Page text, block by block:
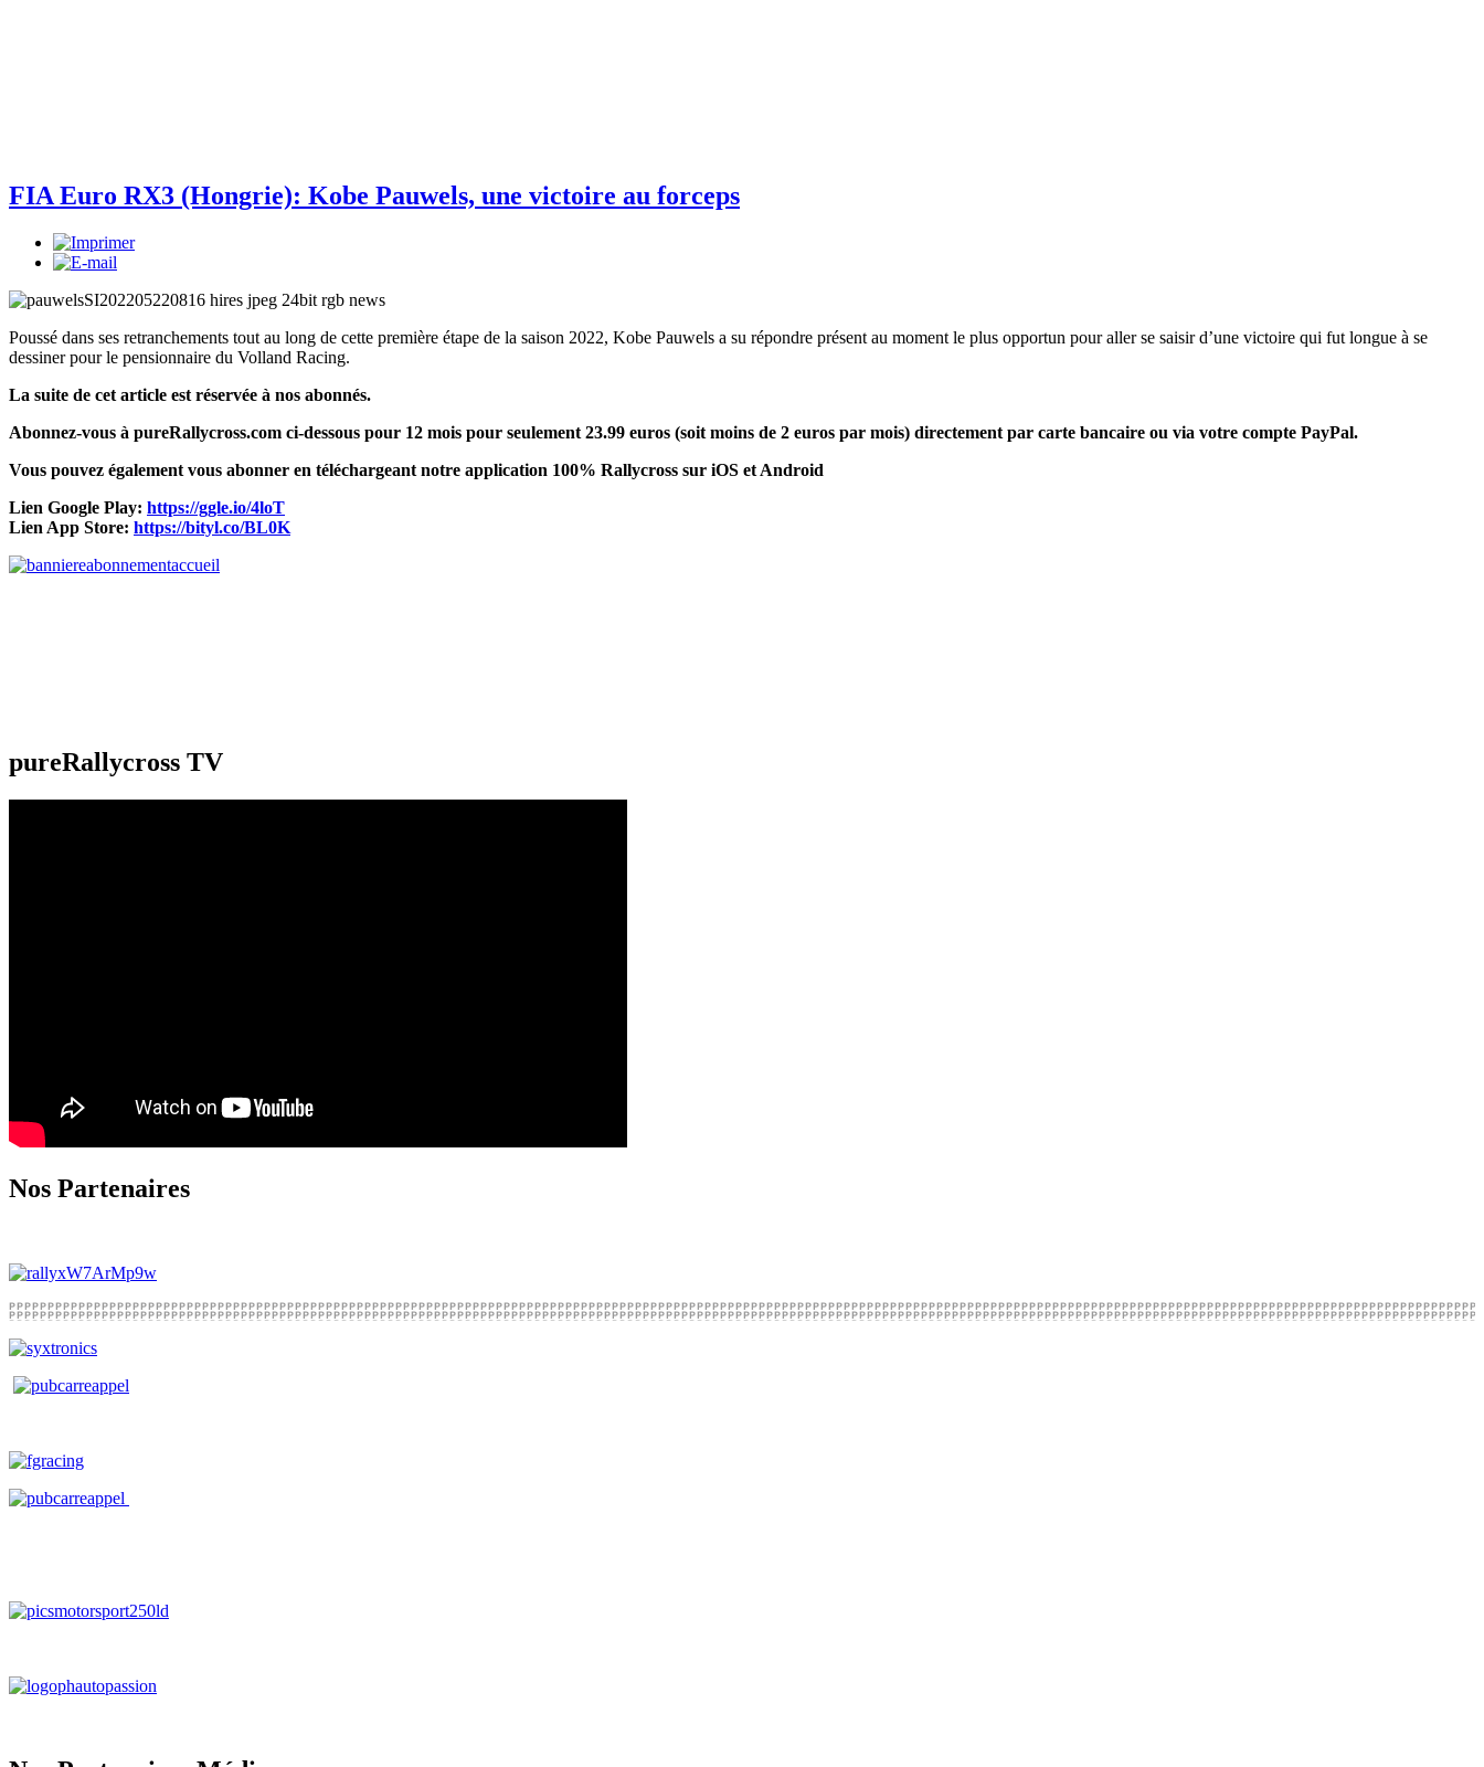
FIA Euro RX3 (Hongrie): Kobe Pauwels, une victoire au forceps
Poussé dans ses retranchements tout au long de cette première étape de la saison 2022, Kobe Pauwels a su répondre présent au moment le plus opportun pour aller se saisir d’une victoire qui fut longue à se
dessiner pour le pensionnaire du Volland Racing.
La suite de cet article est réservée à nos abonnés.
Abonnez-vous à pureRallycross.com ci-dessous pour 12 mois pour seulement 23.99 euros (soit moins de 2 euros par mois) directement par carte bancaire ou via votre compte PayPal.
Vous pouvez également vous abonner en téléchargeant notre application 100% Rallycross sur iOS et Android
Lien Google Play: https://ggle.io/4loT
Lien App Store: https://bityl.co/BL0K
pureRallycross TV
Nos Partenaires